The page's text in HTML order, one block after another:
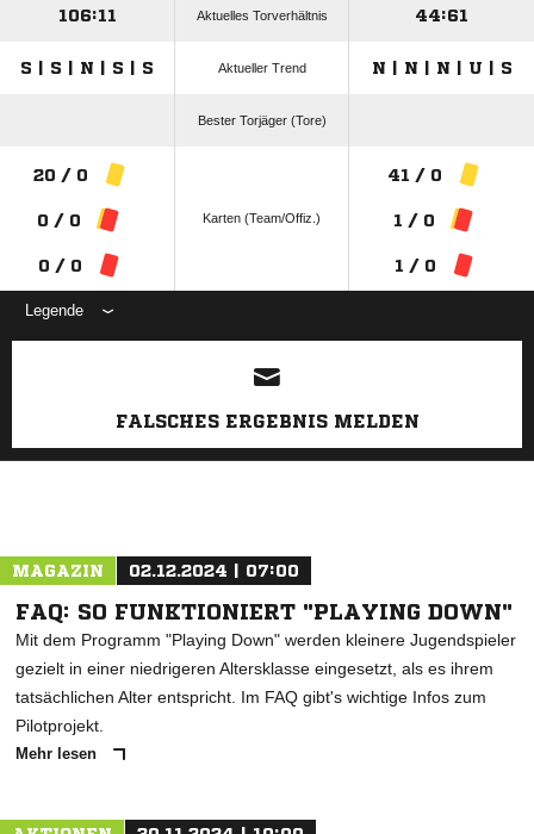
106:11 Aktuelles Torverhältnis 44:61
S | S | N | S | S Aktueller Trend N | N | N | U | S
Bester Torjäger (Tore)
20 / 0
0 / 0
0 / 0
Karten (Team/Offiz.)
41 / 0
1 / 0
1 / 0
Legende
ANZEIGE
FALSCHES ERGEBNIS MELDEN
MAGAZIN 02.12.2024 | 07:00
FAQ: SO FUNKTIONIERT "PLAYING DOWN"
Mit dem Programm "Playing Down" werden kleinere Jugendspieler
gezielt in einer niedrigeren Altersklasse eingesetzt, als es ihrem
tatsächlichen Alter entspricht. Im FAQ gibt's wichtige Infos zum
Pilotprojekt.
Mehr lesen